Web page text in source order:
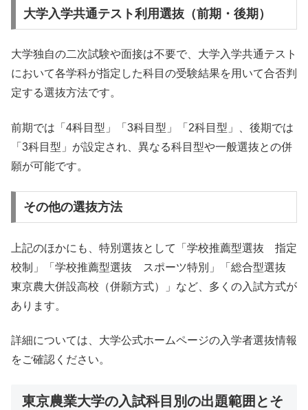
大学入学共通テスト利用選抜（前期・後期）
大学独自の二次試験や面接は不要で、大学入学共通テスト
において各学科が指定した科目の受験結果を用いて合否判
定する選抜方法です。
前期では「4科目型」「3科目型」「2科目型」、後期では
「3科目型」が設定され、異なる科目型や一般選抜との併
願が可能です。
その他の選抜方法
上記のほかにも、特別選抜として「学校推薦型選抜 指定
校制」「学校推薦型選抜 スポーツ特別」「総合型選抜
東京農大併設高校（併願方式）」など、多くの入試方式が
あります。
詳細については、大学公式ホームページの入学者選抜情報
をご確認ください。
東京農業大学の入試科目別の出題範囲とそ